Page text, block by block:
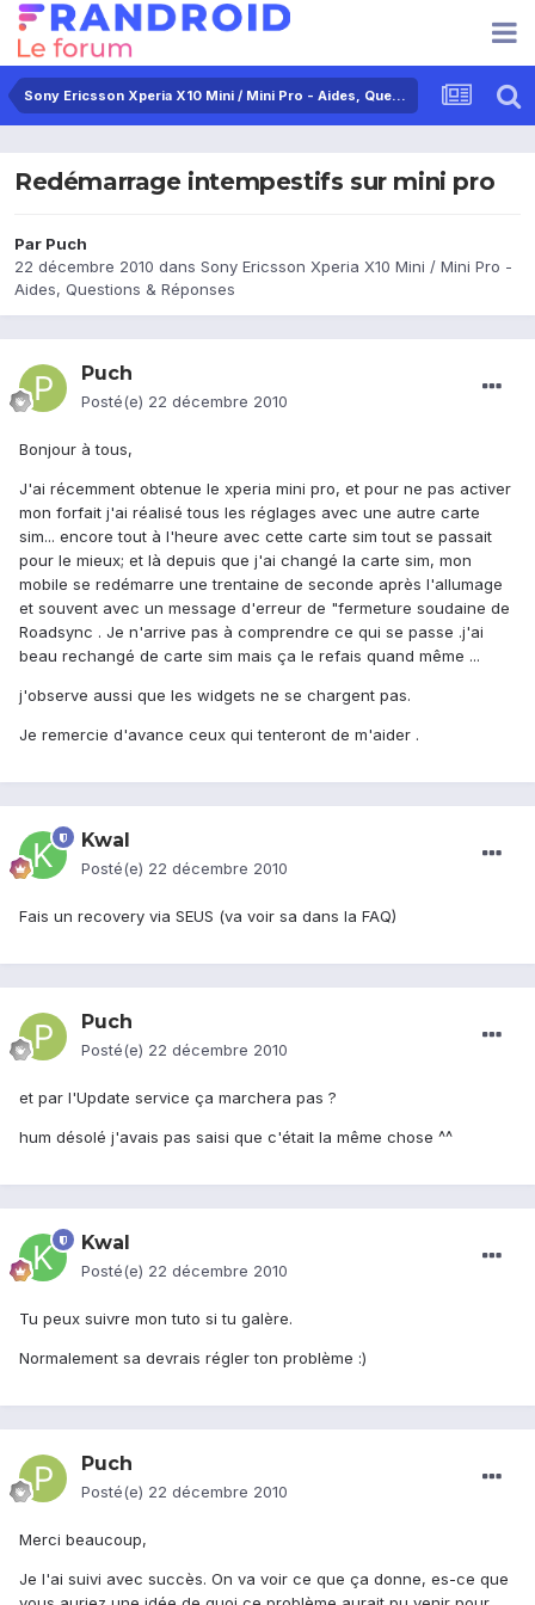
Sony Ericsson Xperia X10 Mini / Mini Pro - Aides, Questions & Réponses
Redémarrage intempestifs sur mini pro
Par Puch
22 décembre 2010 dans Sony Ericsson Xperia X10 Mini / Mini Pro -
Aides, Questions & Réponses
Puch
Posté(e) 22 décembre 2010
Bonjour à tous,
J'ai récemment obtenue le xperia mini pro, et pour ne pas activer
mon forfait j'ai réalisé tous les réglages avec une autre carte
sim... encore tout à l'heure avec cette carte sim tout se passait
pour le mieux; et là depuis que j'ai changé la carte sim, mon
mobile se redémarre une trentaine de seconde après l'allumage
et souvent avec un message d'erreur de "fermeture soudaine de
Roadsync . Je n'arrive pas à comprendre ce qui se passe .j'ai
beau rechangé de carte sim mais ça le refais quand même ...
j'observe aussi que les widgets ne se chargent pas.
Je remercie d'avance ceux qui tenteront de m'aider .
Kwal
Posté(e) 22 décembre 2010
Fais un recovery via SEUS (va voir sa dans la FAQ)
Puch
Posté(e) 22 décembre 2010
et par l'Update service ça marchera pas ?
hum désolé j'avais pas saisi que c'était la même chose ^^
Kwal
Posté(e) 22 décembre 2010
Tu peux suivre mon tuto si tu galère.
Normalement sa devrais régler ton problème :)
Puch
Posté(e) 22 décembre 2010
Merci beaucoup,
Je l'ai suivi avec succès. On va voir ce que ça donne, es-ce que